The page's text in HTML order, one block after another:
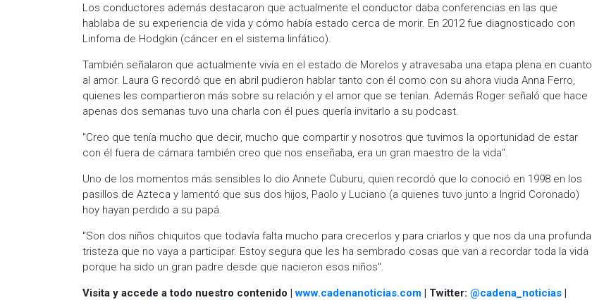
Los conductores además destacaron que actualmente el conductor daba conferencias en las que
hablaba de su experiencia de vida y cómo había estado cerca de morir. En 2012 fue diagnosticado con
Linfoma de Hodgkin (cáncer en el sistema linfático).
También señalaron que actualmente vivía en el estado de Morelos y atravesaba una etapa plena en cuanto
al amor. Laura G recordó que en abril pudieron hablar tanto con él como con su ahora viuda Anna Ferro,
quienes les compartieron más sobre su relación y el amor que se tenían. Además Roger señaló que hace
apenas dos semanas tuvo una charla con él pues quería invitarlo a su podcast.
"Creo que tenía mucho que decir, mucho que compartir y nosotros que tuvimos la oportunidad de estar
con él fuera de cámara también creo que nos enseñaba, era un gran maestro de la vida".
Uno de los momentos más sensibles lo dio Annete Cuburu, quien recordó que lo conoció en 1998 en los
pasillos de Azteca y lamentó que sus dos hijos, Paolo y Luciano (a quienes tuvo junto a Ingrid Coronado)
hoy hayan perdido a su papá.
"Son dos niños chiquitos que todavía falta mucho para crecerlos y para criarlos y que nos da una profunda
tristeza que no vaya a participar. Estoy segura que les ha sembrado cosas que van a recordar toda la vida
porque ha sido un gran padre desde que nacieron esos niños".
Visita y accede a todo nuestro contenido |www.cadenanoticias.com | Twitter: @cadena_noticias |